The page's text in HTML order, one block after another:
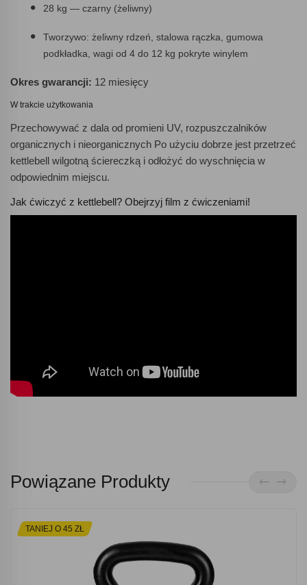
28 kg — czarny (żeliwny)
Tworzywo: żeliwny rdzeń, stalowa rączka, gumowa
podkładka, wagi od 4 do 12 kg pokryte winylem
Okres gwarancji: 12 miesięcy
W trakcie użytkowania
Przechowywać z dala od promieni UV, rozpuszczalników
organicznych i nieorganicznych Po użyciu dobrze jest przetrzeć
kettlebell wilgotną ściereczką i odłożyć do wyschnięcia w
odpowiednim miejscu.
Jak ćwiczyć z kettlebell? Obejrzyj film z ćwiczeniami!
Powiązane Produkty
TANIEJ O 45 ZŁ